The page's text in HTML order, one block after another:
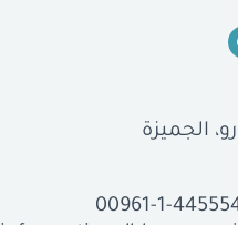
00961-1-